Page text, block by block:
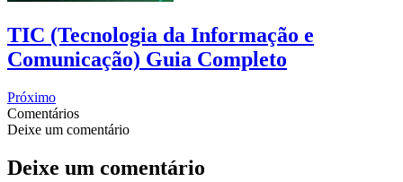
TIC (Tecnologia da Informação e
Comunicação) Guia Completo
Próximo
Comentários
Deixe um comentário
Deixe um comentário